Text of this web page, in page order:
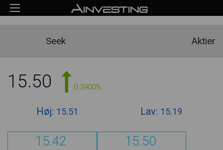
Seek Aktier
15.50 0.3900%
Høj: 15.51 Lav: 15.19
15.42 15.50